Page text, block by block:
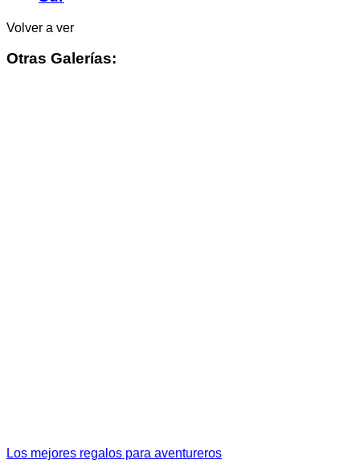
Volver a ver
Otras Galerías:
Los mejores regalos para aventureros